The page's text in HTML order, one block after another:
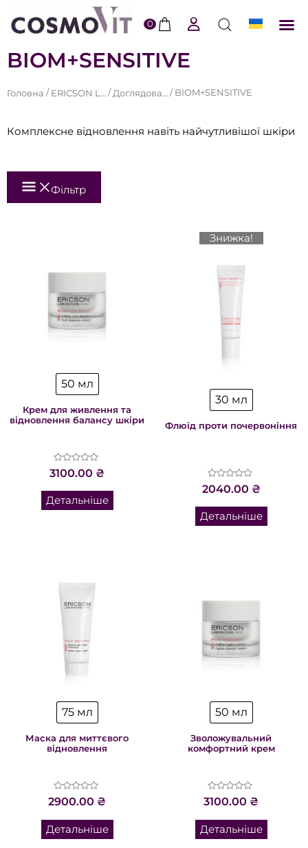
0
BIOM+SENSITIVE
Головна / ERICSON LABORATOIRE в COSMOVIT / Доглядова косметика для обличчя Ericson Laboratoire в Cosmovit / BIOM+SENSITIVE
Комплексне відновлення навіть найчутливішої шкіри
Фільтр
50 мл
Крем для живлення та
відновлення балансу шкіри
Оцінено
в
5
3100.00 ₴
Детальніше
Знижка!
30 мл
Флюїд проти почервоніння
Оцінено
в
5
2040.00 ₴
Детальніше
75 мл
Маска для миттєвого
відновлення
Оцінено
в
5
2900.00 ₴
Детальніше
50 мл
Зволожувальний
комфортний крем
Оцінено
в
5
3100.00 ₴
Детальніше